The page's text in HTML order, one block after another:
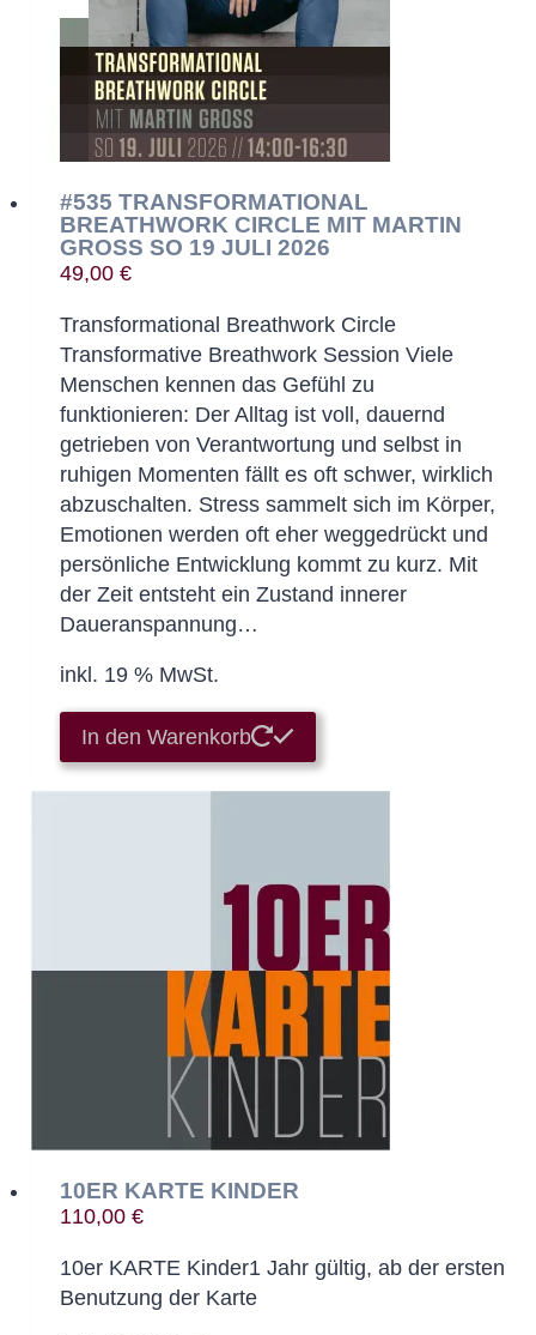
#535 TRANSFORMATIONAL
BREATHWORK CIRCLE MIT MARTIN
GROSS SO 19 JULI 2026
49,00€
Transformational Breathwork Circle
Transformative Breathwork Session Viele
Menschen kennen das Gefühl zu
funktionieren: Der Alltag ist voll, dauernd
getrieben von Verantwortung und selbst in
ruhigen Momenten fällt es oft schwer, wirklich
abzuschalten. Stress sammelt sich im Körper,
Emotionen werden oft eher weggedrückt und
persönliche Entwicklung kommt zu kurz. Mit
der Zeit entsteht ein Zustand innerer
Daueranspannung…
inkl. 19 % MwSt.
In den Warenkorb
10ER KARTE KINDER
110,00€
10er KARTE Kinder1 Jahr gültig, ab der ersten
Benutzung der Karte